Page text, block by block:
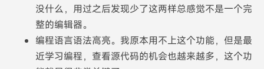
没什么，用过之后发现少了这两样总感觉不是一个完
整的编辑器。
编程语言语法高亮。我原本用不上这个功能，但是最
近学习编程，查看源代码的机会也越来越多，这个功